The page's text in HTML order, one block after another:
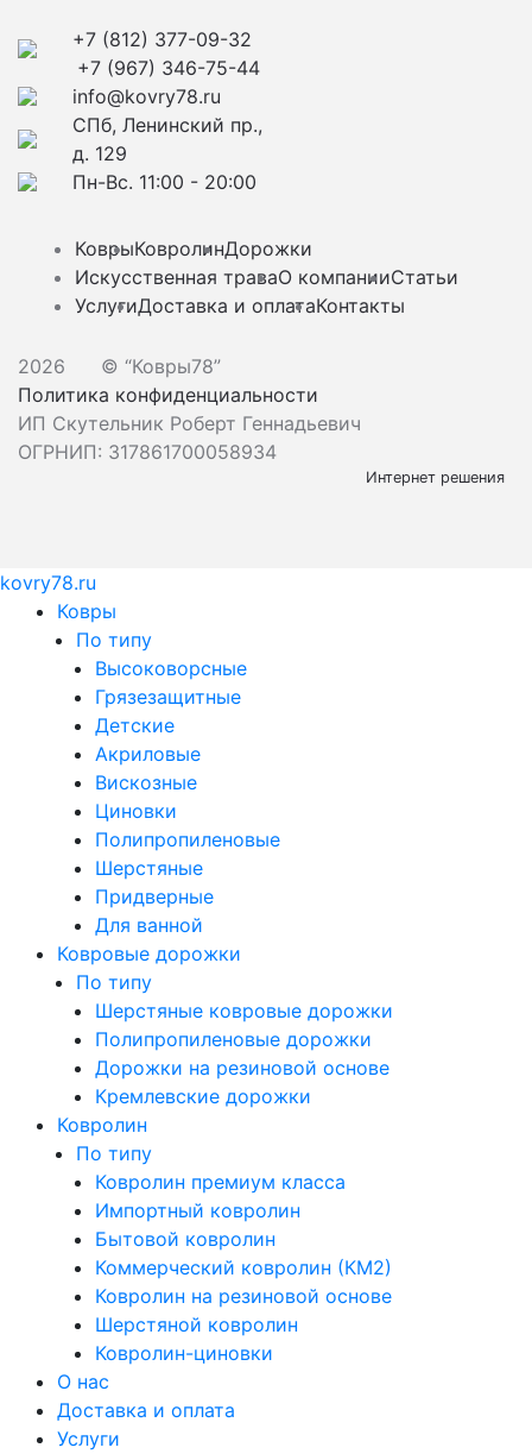
+7 (812) 377-09-32
+7 (967) 346-75-44
info@kovry78.ru
СПб, Ленинский пр.,
д. 129
Пн-Вс. 11:00 - 20:00
КоврыКовролинДорожки
Искусственная траваО компанииСтатьи
УслугиДоставка и оплатаКонтакты
2026
© “Ковры78”
Политика конфиденциальности
ИП Скутельник Роберт Геннадьевич
ОГРНИП: 317861700058934
Интернет решения
kovry78.ru
Ковры
По типу
Высоковорсные
Грязезащитные
Детские
Акриловые
Вискозные
Циновки
Полипропиленовые
Шерстяные
Придверные
Для ванной
Ковровые дорожки
По типу
Шерстяные ковровые дорожки
Полипропиленовые дорожки
Дорожки на резиновой основе
Кремлевские дорожки
Ковролин
По типу
Ковролин премиум класса
Импортный ковролин
Бытовой ковролин
Коммерческий ковролин (КМ2)
Ковролин на резиновой основе
Шерстяной ковролин
Ковролин-циновки
О нас
Доставка и оплата
Услуги